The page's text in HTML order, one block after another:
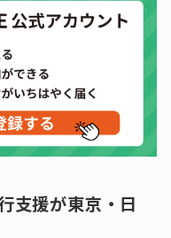
支援が東京・日